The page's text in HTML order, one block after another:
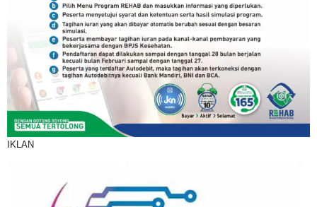
IKLAN